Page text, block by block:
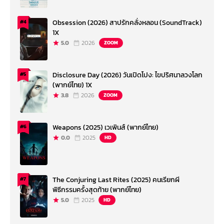
#4
Obsession (2026) สาปรักคลั่งหลอน (SoundTrack)
1X
5.0 2026 ZOOM
#5
Disclosure Day (2026) วันเปิดโปง: ไขปริศนาลวงโลก
(พากย์ไทย) 1X
3.8 2026 ZOOM
#6 Weapons (2025) เวเพินส์ (พากย์ไทย)
0.0 2025 HD
#7
The Conjuring Last Rites (2025) คนเรียกผี
พิธีกรรมครั้งสุดท้าย (พากย์ไทย)
5.0 2025 HD